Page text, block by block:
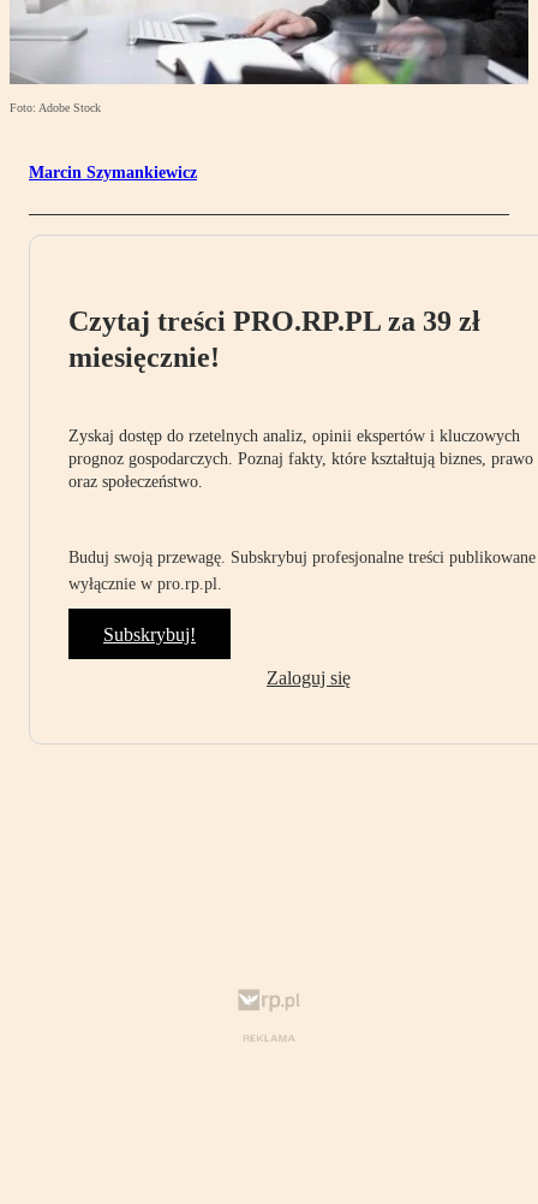
Foto: Adobe Stock
Marcin Szymankiewicz
Czytaj treści PRO.RP.PL za 39 zł
miesięcznie!
Zyskaj dostęp do rzetelnych analiz, opinii ekspertów i kluczowych
prognoz gospodarczych. Poznaj fakty, które kształtują biznes, prawo
oraz społeczeństwo.
Buduj swoją przewagę. Subskrybuj profesjonalne treści publikowane
wyłącznie w pro.rp.pl.
Subskrybuj!
Zaloguj się